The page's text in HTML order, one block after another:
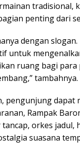
tradisional,
penting dari
dengan
untuk
ruang bagi para
tambahnya.
pengunjung dapat
Rampak
orkes
suasana